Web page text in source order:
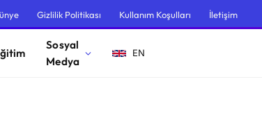
Gizlilik Politikası Kullanım Koşulları İletişim
Sosyal
Medya
EN